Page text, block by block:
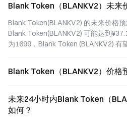
分析800G与1.6T
能扩张及客户集
中风险，评估股
价是否已提前透
增长逻辑、政
高估值风险。
Blank Token（BLANKV2）未来
Blank Token(BLANKV2) 的未来价格
Blank Token(BLANKV2) 可能达到
为1699，Blank Token (BLANKV2) 有
Blank Token（BLANKV2）价格
未来24小时内Blank Token（
如何？